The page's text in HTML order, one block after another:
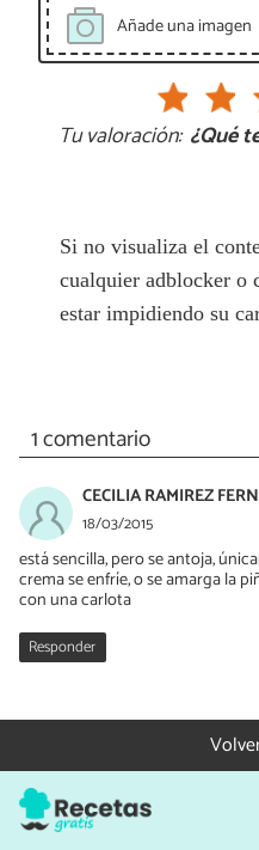
Añade una imagen
Tu valoración: ¿Qué
Si no visualiza el
cualquier adblocker o
estar impidiendo su
1 comentario
CECILIA RAMIREZ
18/03/2015
está sencilla, pero se antoja,
crema se enfríe, o se amarga la
con una carlota
Responder